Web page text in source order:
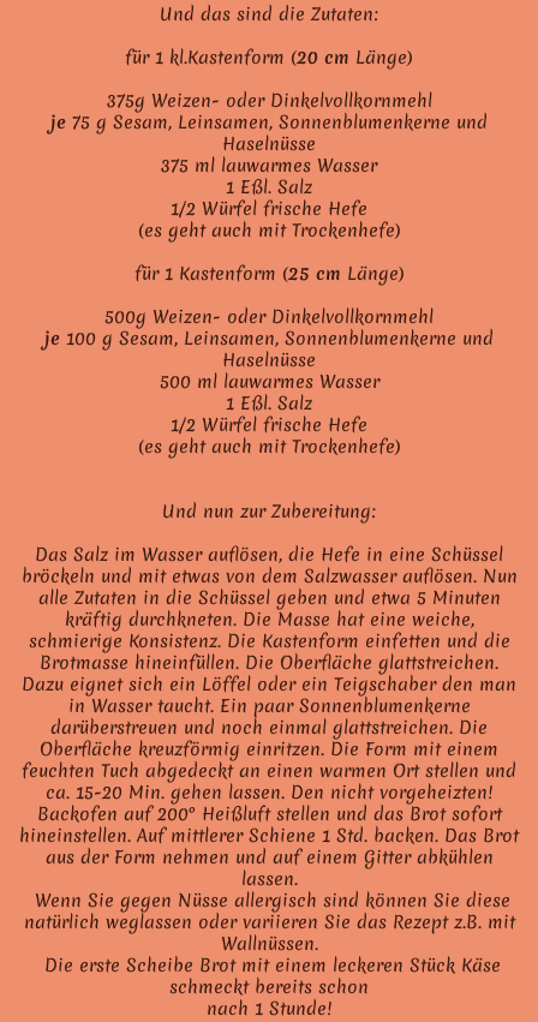
Und das sind die Zutaten:
für 1 kl.Kastenform (20 cm Länge)
375g Weizen- oder Dinkelvollkornmehl
je 75 g Sesam, Leinsamen, Sonnenblumenkerne und
Haselnüsse
375 ml lauwarmes Wasser
1 Eßl. Salz
1/2 Würfel frische Hefe
(es geht auch mit Trockenhefe)
für 1 Kastenform (25 cm Länge)
500g Weizen- oder Dinkelvollkornmehl
je 100 g Sesam, Leinsamen, Sonnenblumenkerne und
Haselnüsse
500 ml lauwarmes Wasser
1 Eßl. Salz
1/2 Würfel frische Hefe
(es geht auch mit Trockenhefe)
Und nun zur Zubereitung:
Das Salz im Wasser auflösen, die Hefe in eine Schüssel
bröckeln und mit etwas von dem Salzwasser auflösen. Nun
alle Zutaten in die Schüssel geben und etwa 5 Minuten
kräftig durchkneten. Die Masse hat eine weiche,
schmierige Konsistenz. Die Kastenform einfetten und die
Brotmasse hineinfüllen. Die Oberfläche glattstreichen.
Dazu eignet sich ein Löffel oder ein Teigschaber den man
in Wasser taucht. Ein paar Sonnenblumenkerne
darüberstreuen und noch einmal glattstreichen. Die
Oberfläche kreuzförmig einritzen. Die Form mit einem
feuchten Tuch abgedeckt an einen warmen Ort stellen und
ca. 15-20 Min. gehen lassen. Den nicht vorgeheizten!
Backofen auf 200° Heißluft stellen und das Brot sofort
hineinstellen. Auf mittlerer Schiene 1 Std. backen. Das Brot
aus der Form nehmen und auf einem Gitter abkühlen
lassen.
Wenn Sie gegen Nüsse allergisch sind können Sie diese
natürlich weglassen oder variieren Sie das Rezept z.B. mit
Wallnüssen.
Die erste Scheibe Brot mit einem leckeren Stück Käse
schmeckt bereits schon
nach 1 Stunde!